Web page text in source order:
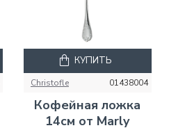
Christofle 01438004
Кофейная ложка
14см от Marly
КУПИТЬ